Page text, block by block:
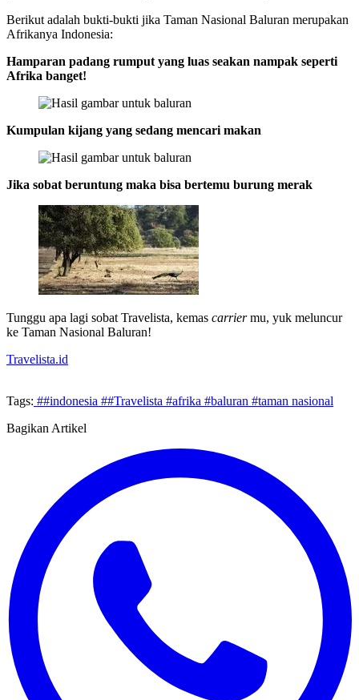
Berikut adalah bukti-bukti jika Taman Nasional Baluran merupakan
Afrikanya Indonesia:
Hamparan padang rumput yang luas seakan nampak seperti
Afrika banget!
Kumpulan kijang yang sedang mencari makan
Jika sobat beruntung maka bisa bertemu burung merak
Tunggu apa lagi sobat Travelista, kemas carriermu, yuk meluncur
ke Taman Nasional Baluran!
Travelista.id
Tags: ##indonesia ##Travelista #afrika #baluran #taman nasional
Bagikan Artikel